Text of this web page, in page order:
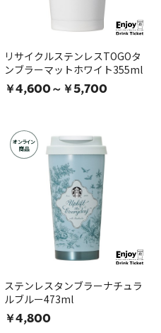
リサイクルステンレスTOGOタ
ンブラーマットホワイト355ml
￥4,600～￥5,700
オンライン
商品
ステンレスタンブラーナチュラ
ルブルー473ml
￥4,800